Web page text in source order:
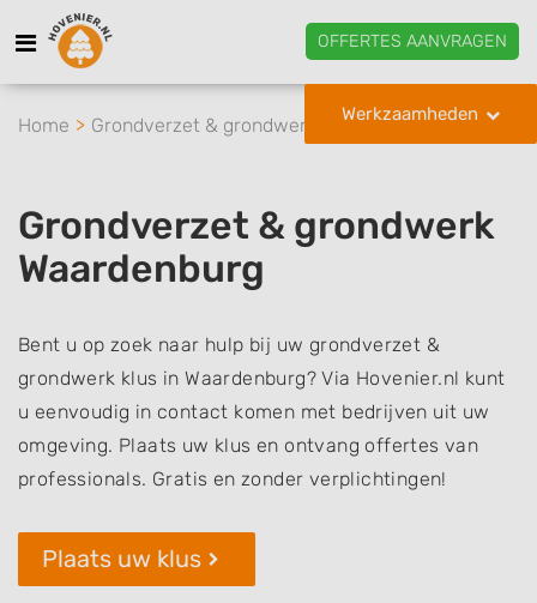
OFFERTES AANVRAGEN
Werkzaamheden
Home Grondverzet & grondwerk Waardenburg
Grondverzet & grondwerk
Waardenburg
Bent u op zoek naar hulp bij uw grondverzet &
grondwerk klus in Waardenburg? Via Hovenier.nl kunt
u eenvoudig in contact komen met bedrijven uit uw
omgeving. Plaats uw klus en ontvang offertes van
professionals. Gratis en zonder verplichtingen!
Plaats uw klus